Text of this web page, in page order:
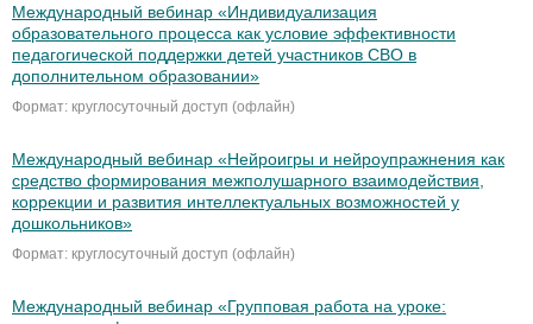
Международный вебинар «Индивидуализация
образовательного процесса как условие эффективности
педагогической поддержки детей участников СВО в
дополнительном образовании»
Формат: круглосуточный доступ (офлайн)
Международный вебинар «Нейроигры и нейроупражнения как
средство формирования межполушарного взаимодействия,
коррекции и развития интеллектуальных возможностей у
дошкольников»
Формат: круглосуточный доступ (офлайн)
Международный вебинар «Групповая работа на уроке: